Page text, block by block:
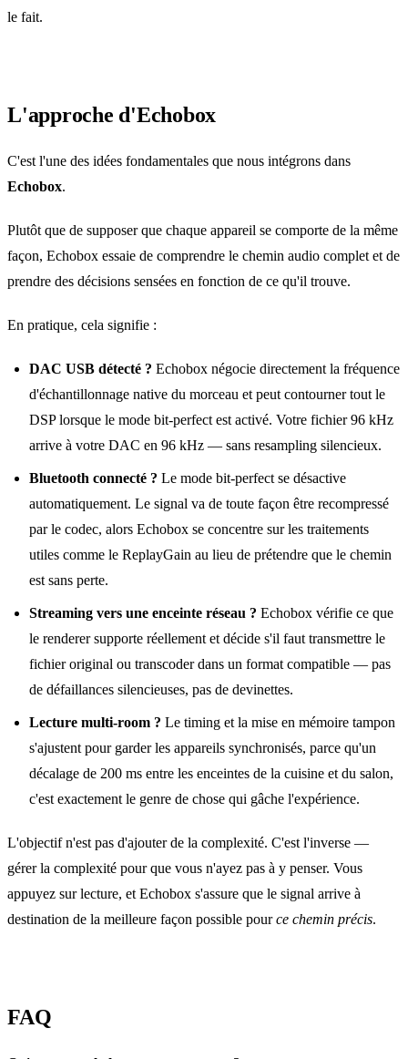
le fait.
L'approche d'Echobox
C'est l'une des idées fondamentales que nous intégrons dans
Echobox.
Plutôt que de supposer que chaque appareil se comporte de la même
façon, Echobox essaie de comprendre le chemin audio complet et de
prendre des décisions sensées en fonction de ce qu'il trouve.
En pratique, cela signifie :
DAC USB détecté ? Echobox négocie directement la fréquence
d'échantillonnage native du morceau et peut contourner tout le
DSP lorsque le mode bit‑perfect est activé. Votre fichier 96 kHz
arrive à votre DAC en 96 kHz — sans resampling silencieux.
Bluetooth connecté ? Le mode bit‑perfect se désactive
automatiquement. Le signal va de toute façon être recompressé
par le codec, alors Echobox se concentre sur les traitements
utiles comme le ReplayGain au lieu de prétendre que le chemin
est sans perte.
Streaming vers une enceinte réseau ? Echobox vérifie ce que
le renderer supporte réellement et décide s'il faut transmettre le
fichier original ou transcoder dans un format compatible — pas
de défaillances silencieuses, pas de devinettes.
Lecture multi‑room ? Le timing et la mise en mémoire tampon
s'ajustent pour garder les appareils synchronisés, parce qu'un
décalage de 200 ms entre les enceintes de la cuisine et du salon,
c'est exactement le genre de chose qui gâche l'expérience.
L'objectif n'est pas d'ajouter de la complexité. C'est l'inverse —
gérer la complexité pour que vous n'ayez pas à y penser. Vous
appuyez sur lecture, et Echobox s'assure que le signal arrive à
destination de la meilleure façon possible pource chemin précis.
FAQ